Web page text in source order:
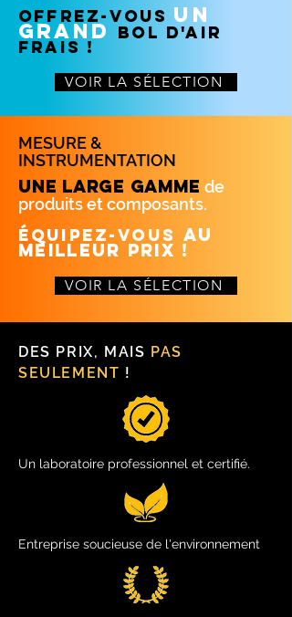
Offrez-vous un
grand BOL D'AIR
FRAIS !
VOIR LA SÉLECTION
MESURE &
INSTRUMENTATION
Une large gamme de
produitset composants.
ÉQUIPEZ-VOUS AU
MEILLEUR PRIX !
VOIR LA SÉLECTION
DES PRIX, MAIS PAS
SEULEMENT !
Un laboratoire professionnel et certifié.
Entreprise soucieuse de l'environnement